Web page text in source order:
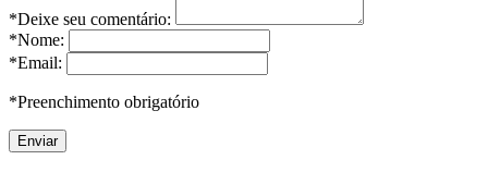
*Deixe seu comentário:
*Nome:
*Email:
*Preenchimento obrigatório